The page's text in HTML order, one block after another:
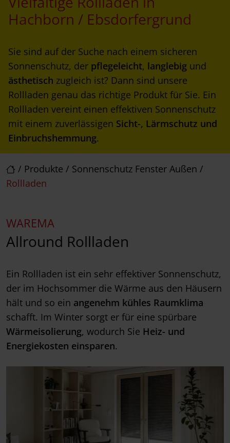
/ Produkte / Sonnenschutz Fenster Außen /
Rollladen
Hachborn / Ebsdorfergrund
Sie sind auf der Suche nach einem sicheren
Sonnenschutz, der pflegeleicht, langlebig und
ästhetisch zugleich ist? Dann sind unsere
Rollladen genau das richtige Produkt für Sie. Ein
Rollladen vereint einen effektiven Sonnenschutz
mit einem zuverlässigen Sicht-, Lärmschutz und
Einbruchshemmung.
WAREMA
Allround Rollladen
Ein Rollladen ist ein sehr effektiver Sonnenschutz,
der im Hochsommer die Wärme aus den Häusern
hält und so ein angenehm kühles Raumklima
schafft. Im Winter sorgt er für eine spürbare
Wärmeisolierung, wodurch Sie Heiz- und
Energiekosten einsparen.